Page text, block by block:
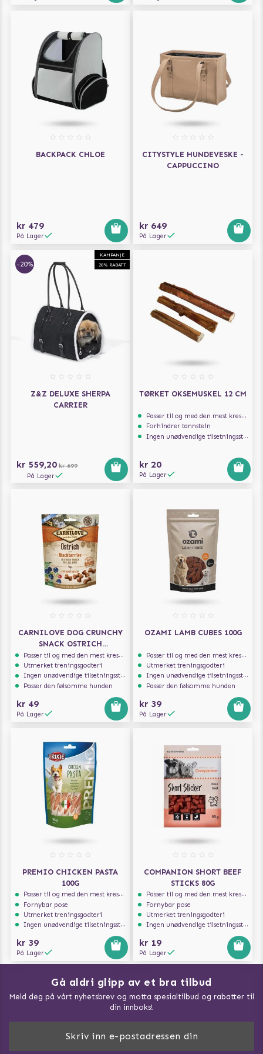
BACKPACK CHLOE
kr 479
På Lager
CITYSTYLE HUNDEVESKE -
CAPPUCCINO
kr 649
På Lager
KAMPANJE
20% RABATT
-20%
Z&Z DELUXE SHERPA
CARRIER
kr 559,20 kr 699
På Lager
TØRKET OKSEMUSKEL 12 CM
Passer til og med den mest kresne hunden
Forhindrer tannstein
Ingen unødvendige tilsetningsstoffer
kr 20
På Lager
CARNILOVE DOG CRUNCHY
SNACK OSTRICH
BLACKBERRIES 200G
Passer til og med den mest kresne hunden
Utmerket treningsgodteri
Ingen unødvendige tilsetningsstoffer
Passer den følsomme hunden
kr 49
På Lager
OZAMI LAMB CUBES 100G
Passer til og med den mest kresne hunden
Utmerket treningsgodteri
Ingen unødvendige tilsetningsstoffer
Passer den følsomme hunden
kr 39
På Lager
PREMIO CHICKEN PASTA
100G
Passer til og med den mest kresne hunden
Fornybar pose
Utmerket treningsgodteri
Ingen unødvendige tilsetningsstoffer
kr 39
På Lager
COMPANION SHORT BEEF
STICKS 80G
Passer til og med den mest kresne hunden
Fornybar pose
Utmerket treningsgodteri
Ingen unødvendige tilsetningsstoffer
kr 19
På Lager
Gå aldri glipp av et bra tilbud
Meld deg på vårt nyhetsbrev og motta spesialtilbud og rabatter til
din innboks!
Slik måler du din hund